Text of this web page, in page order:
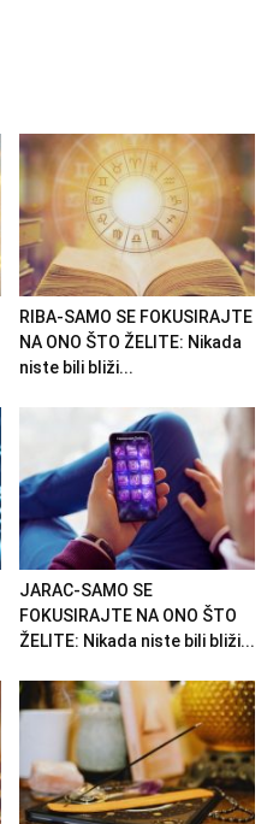
RIBA-SAMO SE FOKUSIRAJTE
NA ONO ŠTO ŽELITE: Nikada
niste bili bliži...
JARAC-SAMO SE
FOKUSIRAJTE NA ONO ŠTO
ŽELITE: Nikada niste bili bliži...